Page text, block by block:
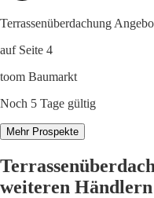
Terrassenüberdachung
auf Seite 4
toom Baumarkt
Noch 5 Tage gültig
Mehr Prospekte
weiteren Händlern